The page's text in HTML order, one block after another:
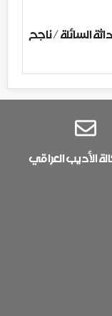
السائلة / ناجح
الأديب العراقي